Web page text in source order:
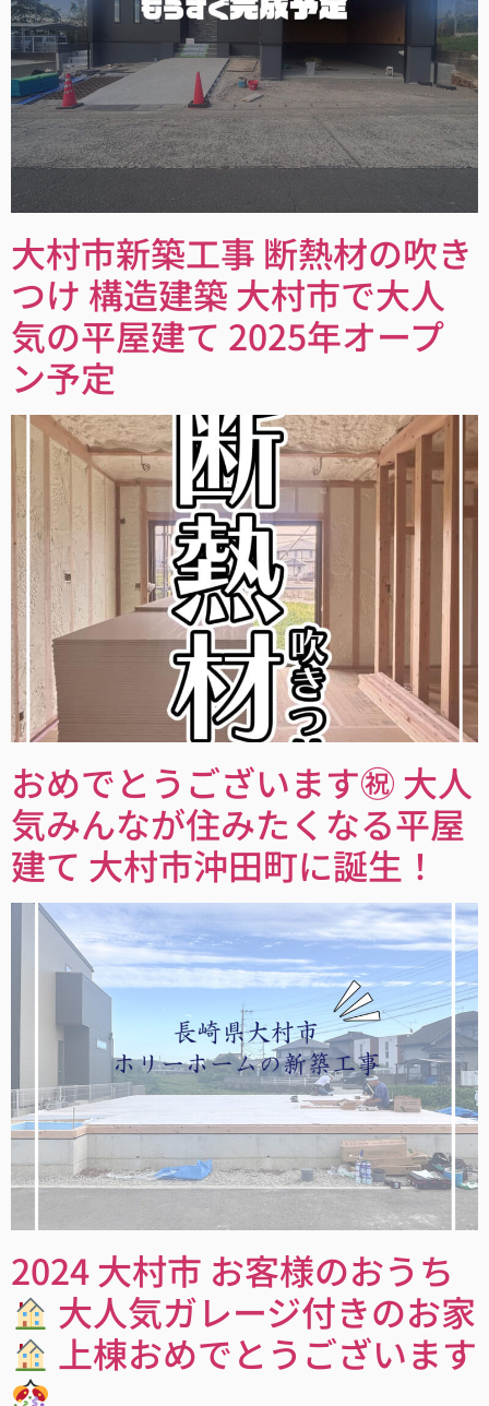
大村市新築工事 断熱材の吹き
つけ 構造建築 大村市で大人
気の平屋建て 2025年オープ
ン予定
おめでとうございます㊗ 大人
気みんなが住みたくなる平屋
建て 大村市沖田町に誕生！
2024 大村市 お客様のおうち
大人気ガレージ付きのお家
上棟おめでとうございます